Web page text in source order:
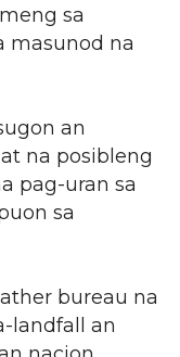
sa
masunod na
an
na posibleng
pag-uran sa
sa
bureau na
landfall an